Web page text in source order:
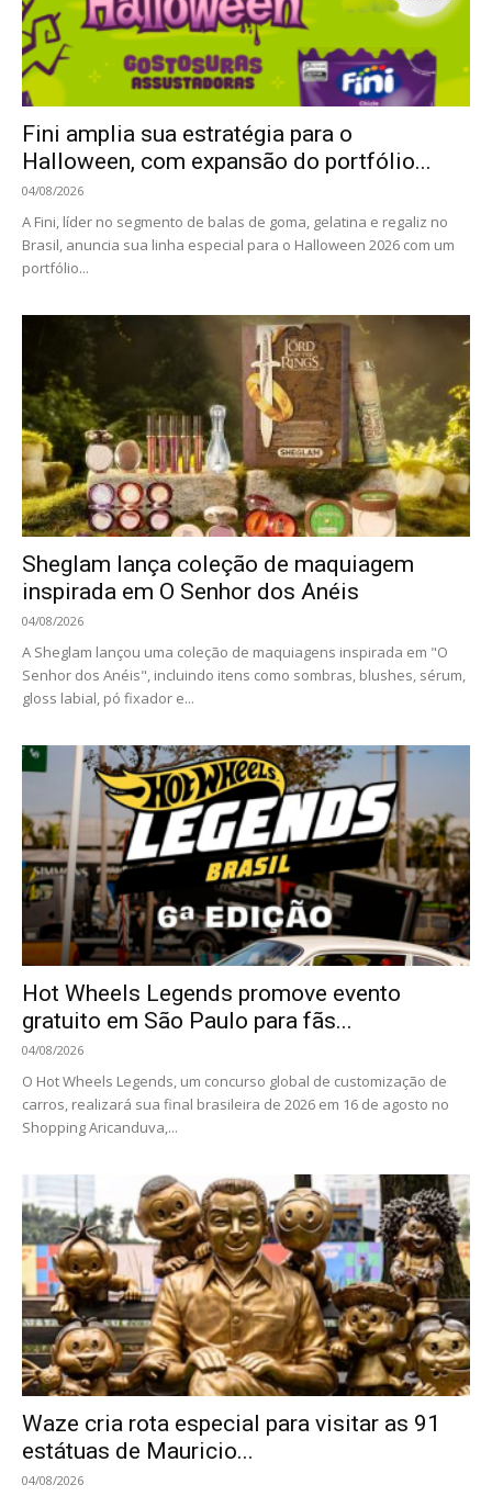
Fini amplia sua estratégia para o
Halloween, com expansão do portfólio...
04/08/2026
A Fini, líder no segmento de balas de goma, gelatina e regaliz no
Brasil, anuncia sua linha especial para o Halloween 2026 com um
portfólio...
Sheglam lança coleção de maquiagem
inspirada em O Senhor dos Anéis
04/08/2026
A Sheglam lançou uma coleção de maquiagens inspirada em "O
Senhor dos Anéis", incluindo itens como sombras, blushes, sérum,
gloss labial, pó fixador e...
Hot Wheels Legends promove evento
gratuito em São Paulo para fãs...
04/08/2026
O Hot Wheels Legends, um concurso global de customização de
carros, realizará sua final brasileira de 2026 em 16 de agosto no
Shopping Aricanduva,...
Waze cria rota especial para visitar as 91
estátuas de Mauricio...
04/08/2026